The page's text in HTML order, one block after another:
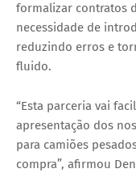
formalizar contratos
necessidade de
reduzindo erros e
fluido.
“Esta parceria vai
apresentação dos
para camiões
compra”, afirmou